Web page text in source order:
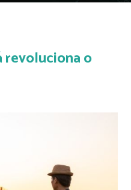
revoluciona o